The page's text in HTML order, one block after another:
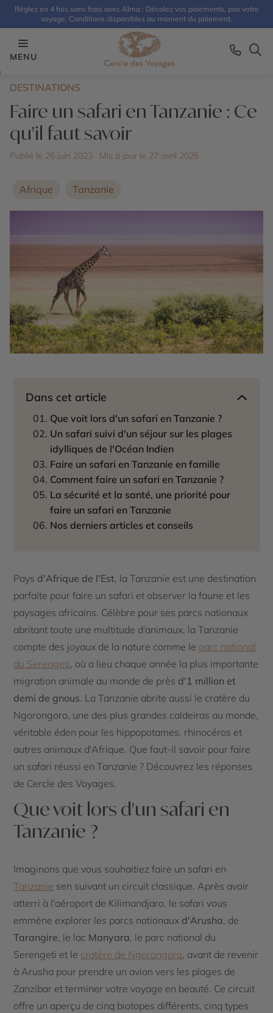
Réglez en 4 fois sans frais avec Alma : Décalez vos paiements, pas votre
voyage. Conditions disponibles au moment du paiement.
MENU
DESTINATIONS
Faire un safari en Tanzanie : Ce
qu'il faut savoir
Publié le 26 juin 2023 · Mis à jour le 27 avril 2026
Afrique Tanzanie
Dans cet article
Que voit lors d'un safari en Tanzanie ?
Un safari suivi d'un séjour sur les plages
idylliques de l'Océan Indien
Faire un safari en Tanzanie en famille
Comment faire un safari en Tanzanie ?
La sécurité et la santé, une priorité pour
faire un safari en Tanzanie
Nos derniers articles et conseils
Pays d'Afrique de l'Est, la Tanzanie est une destination
parfaite pour faire un safari et observer la faune et les
paysages africains. Célèbre pour ses parcs nationaux
abritant toute une multitude d'animaux, la Tanzanie
compte des joyaux de la nature comme le parc national
du Serengeti, où a lieu chaque année la plus importante
migration animale au monde de près d'1 million et
demi de gnous. La Tanzanie abrite aussi le cratère du
Ngorongoro, une des plus grandes caldeiras au monde,
véritable éden pour les hippopotames, rhinocéros et
autres animaux d'Afrique. Que faut-il savoir pour faire
un safari réussi en Tanzanie ? Découvrez les réponses
de Cercle des Voyages.
Que voit lors d'un safari en
Tanzanie ?
Imaginons que vous souhaitiez faire un safari en
Tanzanie sen suivant un circuit classique. Après avoir
atterri à l'aéroport de Kilimandjaro, le safari vous
emmène explorer les parcs nationaux d'Arusha, de
Tarangire, le lac Manyara, le parc national du
Serengeti et le cratère de Ngorongoro, avant de revenir
à Arusha pour prendre un avion vers les plages de
Zanzibar et terminer votre voyage en beauté. Ce circuit
offre un aperçu de cinq biotopes différents, cinq types